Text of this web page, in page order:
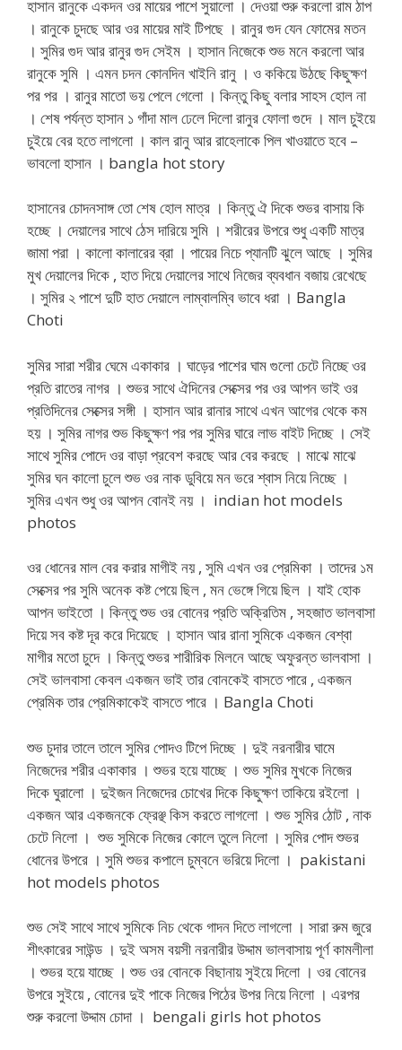
হাসান রানুকে একদন ওর মায়ের পাশে সুয়ালো । দেওয়া শুরু করলো রাম ঠাপ
। রানুকে চুদছে আর ওর মায়ের মাই টিপছে । রানুর গুদ যেন ফোমের মতন
। সুমির গুদ আর রানুর গুদ সেইম । হাসান নিজেকে শুভ মনে করলো আর
রানুকে সুমি । এমন চদন কোনদিন খাইনি রানু । ও ককিয়ে উঠছে কিছুক্ষণ
পর পর । রানুর মাতো ভয় পেলে গেলো । কিন্তু কিছু বলার সাহস হোল না
। শেষ পর্যন্ত হাসান ১ গাঁদা মাল ঢেলে দিলো রানুর ফোলা গুদে । মাল চুইয়ে
চুইয়ে বের হতে লাগলো । কাল রানু আর রাহেলাকে পিল খাওয়াতে হবে –
ভাবলো হাসান । bangla hot story
হাসানের চোদনসাঙ্গ তো শেষ হোল মাত্র । কিন্তু ঐ দিকে শুভর বাসায় কি
হচ্ছে । দেয়ালের সাথে ঠেস দারিয়ে সুমি । শরীরের উপরে শুধু একটি মাত্র
জামা পরা । কালো কালারের ব্রা । পায়ের নিচে প্যানটি ঝুলে আছে । সুমির
মুখ দেয়ালের দিকে , হাত দিয়ে দেয়ালের সাথে নিজের ব্যবধান বজায় রেখেছে
। সুমির ২ পাশে দুটি হাত দেয়ালে লাম্বালম্বি ভাবে ধরা । Bangla
Choti
সুমির সারা শরীর ঘেমে একাকার । ঘাড়ের পাশের ঘাম গুলো চেটে নিচ্ছে ওর
প্রতি রাতের নাগর । শুভর সাথে ঐদিনের সেক্সের পর ওর আপন ভাই ওর
প্রতিদিনের সেক্সের সঙ্গী । হাসান আর রানার সাথে এখন আগের থেকে কম
হয় । সুমির নাগর শুভ কিছুক্ষণ পর পর সুমির ঘারে লাভ বাইট দিচ্ছে । সেই
সাথে সুমির পোদে ওর বাড়া প্রবেশ করছে আর বের করছে । মাঝে মাঝে
সুমির ঘন কালো চুলে শুভ ওর নাক ডুবিয়ে মন ভরে শ্বাস নিয়ে নিচ্ছে ।
সুমির এখন শুধু ওর আপন বোনই নয় । indian hot models
photos
ওর ধোনের মাল বের করার মাগীই নয় , সুমি এখন ওর প্রেমিকা । তাদের ১ম
সেক্সের পর সুমি অনেক কষ্ট পেয়ে ছিল , মন ভেঙ্গে গিয়ে ছিল । যাই হোক
আপন ভাইতো । কিন্তু শুভ ওর বোনের প্রতি অক্রিতিম , সহজাত ভালবাসা
দিয়ে সব কষ্ট দূর করে দিয়েছে । হাসান আর রানা সুমিকে একজন বেশ্বা
মাগীর মতো চুদে । কিন্তু শুভর শারীরিক মিলনে আছে অফুরন্ত ভালবাসা ।
সেই ভালবাসা কেবল একজন ভাই তার বোনকেই বাসতে পারে , একজন
প্রেমিক তার প্রেমিকাকেই বাসতে পারে । Bangla Choti
শুভ চুদার তালে তালে সুমির পোদও টিপে দিচ্ছে । দুই নরনারীর ঘামে
নিজেদের শরীর একাকার । শুভর হয়ে যাচ্ছে । শুভ সুমির মুখকে নিজের
দিকে ঘুরালো । দুইজন নিজেদের চোখের দিকে কিছুক্ষণ তাকিয়ে রইলো ।
একজন আর একজনকে ফ্রেঞ্ছ কিস করতে লাগলো । শুভ সুমির ঠোট , নাক
চেটে নিলো । শুভ সুমিকে নিজের কোলে তুলে নিলো । সুমির পোদ শুভর
ধোনের উপরে । সুমি শুভর কপালে চুম্বনে ভরিয়ে দিলো । pakistani
hot models photos
শুভ সেই সাথে সাথে সুমিকে নিচ থেকে গাদন দিতে লাগলো । সারা রুম জুরে
শীৎকারের সাউন্ড । দুই অসম বয়সী নরনারীর উদ্দাম ভালবাসায় পূর্ণ কামলীলা
। শুভর হয়ে যাচ্ছে । শুভ ওর বোনকে বিছানায় সুইয়ে দিলো । ওর বোনের
উপরে সুইয়ে , বোনের দুই পাকে নিজের পিঠের উপর নিয়ে নিলো । এরপর
শুরু করলো উদ্দাম চোদা । bengali girls hot photos